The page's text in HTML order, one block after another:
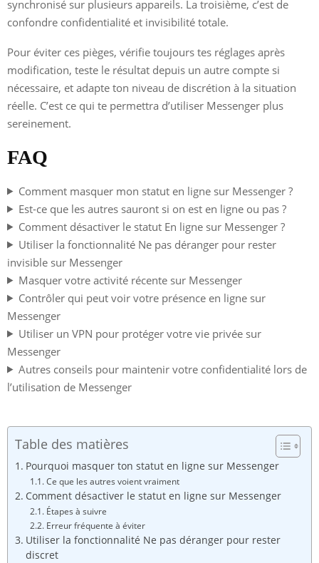
synchronisé sur plusieurs appareils. La troisième, c’est de
confondre confidentialité et invisibilité totale.
Pour éviter ces pièges, vérifie toujours tes réglages après
modification, teste le résultat depuis un autre compte si
nécessaire, et adapte ton niveau de discrétion à la situation
réelle. C’est ce qui te permettra d’utiliser Messenger plus
sereinement.
FAQ
Comment masquer mon statut en ligne sur Messenger ?
Est-ce que les autres sauront si on est en ligne ou pas ?
Comment désactiver le statut En ligne sur Messenger ?
Utiliser la fonctionnalité Ne pas déranger pour rester
invisible sur Messenger
Masquer votre activité récente sur Messenger
Contrôler qui peut voir votre présence en ligne sur
Messenger
Utiliser un VPN pour protéger votre vie privée sur
Messenger
Autres conseils pour maintenir votre confidentialité lors de
l’utilisation de Messenger
Table des matières
Pourquoi masquer ton statut en ligne sur Messenger
Ce que les autres voient vraiment
Comment désactiver le statut en ligne sur Messenger
Étapes à suivre
Erreur fréquente à éviter
Utiliser la fonctionnalité Ne pas déranger pour rester
discret